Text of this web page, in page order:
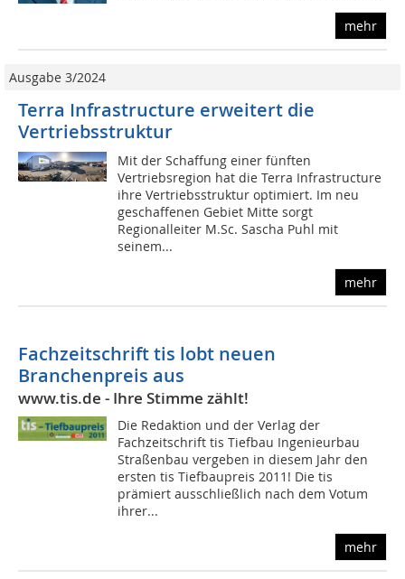
mehr
Ausgabe 3/2024
Terra Infrastructure erweitert die
Vertriebsstruktur
Mit der Schaffung einer fünften
Vertriebsregion hat die Terra Infrastructure
ihre Vertriebsstruktur optimiert. Im neu
geschaffenen Gebiet Mitte sorgt
Regionalleiter M.Sc. Sascha Puhl mit
seinem...
mehr
Fachzeitschrift tis lobt neuen
Branchenpreis aus
www.tis.de - Ihre Stimme zählt!
Die Redaktion und der Verlag der
Fachzeitschrift tis Tiefbau Ingenieurbau
Straßenbau vergeben in diesem Jahr den
ersten tis Tiefbaupreis 2011! Die tis
prämiert ausschließlich nach dem Votum
ihrer...
mehr